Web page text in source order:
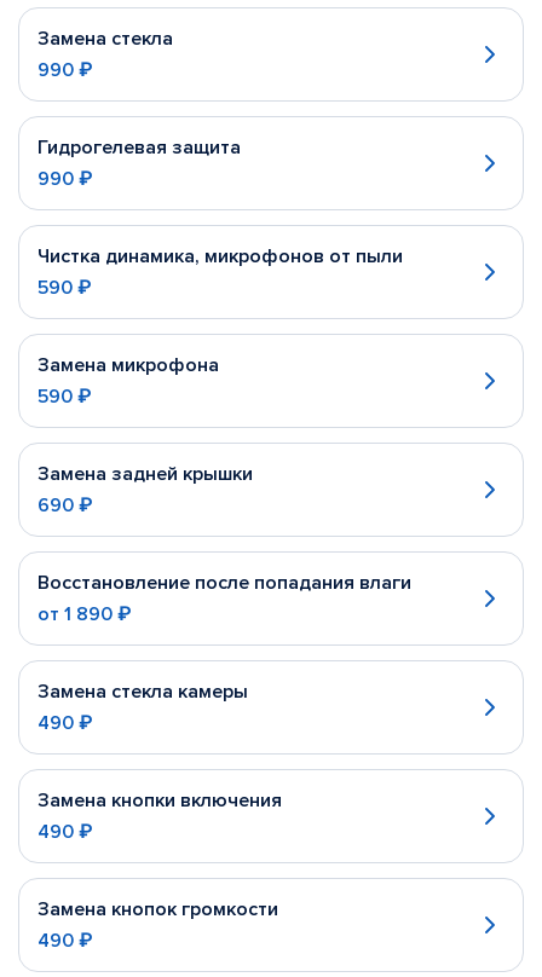
Замена стекла
990 ₽
Гидрогелевая защита
990 ₽
Чистка динамика, микрофонов от пыли
590 ₽
Замена микрофона
590 ₽
Замена задней крышки
690 ₽
Восстановление после попадания влаги
от 1 890 ₽
Замена стекла камеры
490 ₽
Замена кнопки включения
490 ₽
Замена кнопок громкости
490 ₽